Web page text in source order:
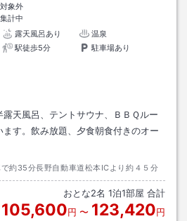
対象外
集計中
露天風呂あり
温泉
駅徒歩5分
駐車場あり
天風呂、テントサウナ、ＢＢＱルー
す。飲み放題、夕食朝食付きのオー
約35分長野自動車道松本ICより約４５分
おとな2名 1泊1部屋 合計
105,600円 〜 123,420円